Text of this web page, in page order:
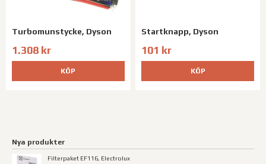
Turbomunstycke, Dyson
1.308 kr
KÖP
Startknapp, Dyson
101 kr
KÖP
Nya produkter
Filterpaket EF116, Electrolux